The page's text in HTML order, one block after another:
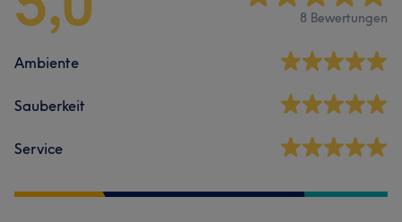
8 Bewertungen
Ambiente
Sauberkeit
Service